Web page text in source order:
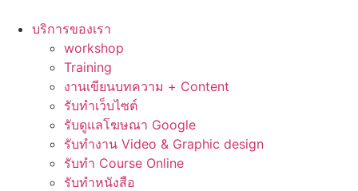
บริการของเรา
workshop
Training
งานเขียนบทความ + Content
รับทำเว็บไซต์
รับดูแลโฆษณา Google
รับทำงาน Video & Graphic design
รับทำ Course Online
รับทำหนังสือ